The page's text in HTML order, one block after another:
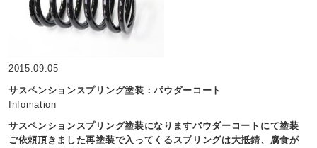
2015.09.05
サスペンションスプリング塗装：パウダーコート
Infomation
サスペンションスプリング塗装になりますパウダーコートにて塗装
ご依頼頂きました再塗装で入ってくるスプリングは大抵錆、腐食が